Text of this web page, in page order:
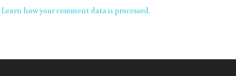
Learn how your comment data is processed.